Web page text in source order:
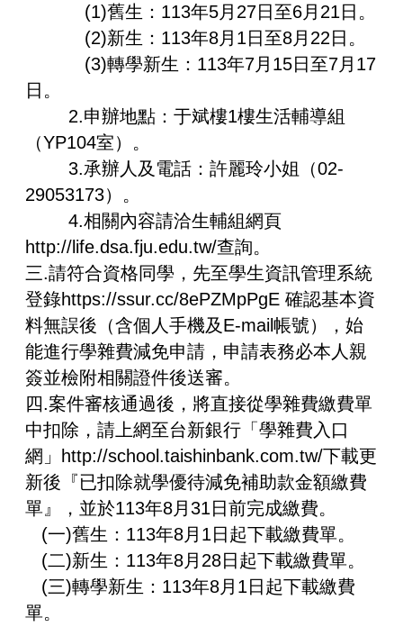
(1)舊生：113年5月27日至6月21日。
(2)新生：113年8月1日至8月22日。
(3)轉學新生：113年7月15日至7月17
日。
2.申辦地點：于斌樓1樓生活輔導組
（YP104室）。
3.承辦人及電話：許麗玲小姐（02-
29053173）。
4.相關內容請洽生輔組網頁
http://life.dsa.fju.edu.tw/查詢。
三.請符合資格同學，先至學生資訊管理系統
登錄https://ssur.cc/8ePZMpPgE 確認基本資
料無誤後（含個人手機及E-mail帳號），始
能進行學雜費減免申請，申請表務必本人親
簽並檢附相關證件後送審。
四.案件審核通過後，將直接從學雜費繳費單
中扣除，請上網至台新銀行「學雜費入口
網」http://school.taishinbank.com.tw/下載更
新後『已扣除就學優待減免補助款金額繳費
單』，並於113年8月31日前完成繳費。
(一)舊生：113年8月1日起下載繳費單。
(二)新生：113年8月28日起下載繳費單。
(三)轉學新生：113年8月1日起下載繳費
單。